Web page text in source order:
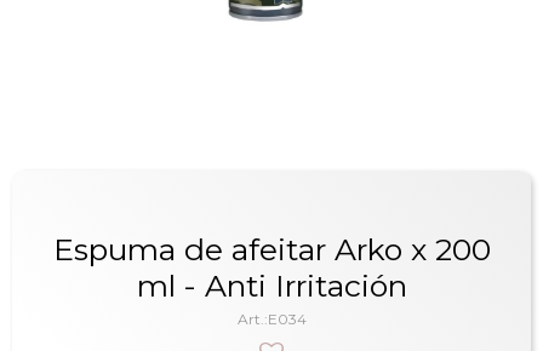
Espuma de afeitar Arko x 200
ml - Anti Irritación
E034